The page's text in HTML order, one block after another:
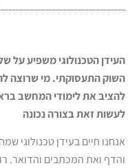
העידן הטכנולוגי משפיע על
השוק התעסוקתי. מי שרוצה
להציב את לימודי המחשב
לעשות זאת בצורה נכונה
אנחנו חיים בעידן טכנולוגי
והדף ואת המכתבים והדואר.